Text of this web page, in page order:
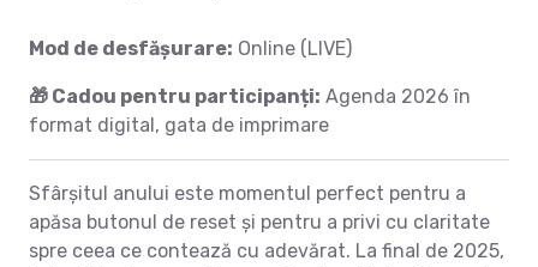
Mod de desfășurare: Online (LIVE)
🎁 Cadou pentru participanți: Agenda 2026 în
format digital, gata de imprimare
Sfârșitul anului este momentul perfect pentru a
apăsa butonul de reset și pentru a privi cu claritate
spre ceea ce contează cu adevărat. La final de 2025,